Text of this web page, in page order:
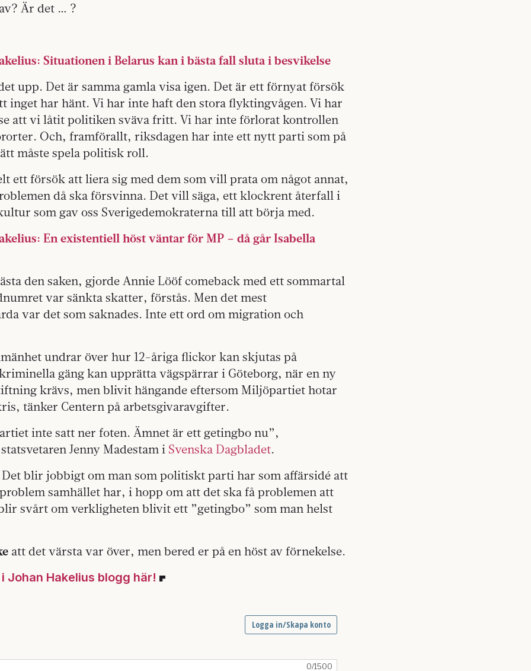
Är det … ?
Situationen i Belarus kan i bästa fall sluta i besvikelse
upp. Det är samma gamla visa igen. Det är ett förnyat försök
inget har hänt. Vi har inte haft den stora flyktingvågen. Vi har
att vi låtit politiken sväva fritt. Vi har inte förlorat kontrollen
Och, framförallt, riksdagen har inte ett nytt parti som på
måste spela politisk roll.
ett försök att liera sig med dem som vill prata om något annat,
då ska försvinna. Det vill säga, ett klockrent återfall i
som gav oss Sverigedemokraterna till att börja med.
En existentiell höst väntar för MP – då går Isabella
den saken, gjorde Annie Lööf comeback med ett sommartal
var sänkta skatter, förstås. Men det mest
var det som saknades. Inte ett ord om migration och
undrar över hur 12-åriga flickor kan skjutas på
gäng kan upprätta vägspärrar i Göteborg, när en ny
krävs, men blivit hängande eftersom Miljöpartiet hotar
tänker Centern på arbetsgivaravgifter.
inte satt ner foten. Ämnet är ett getingbo nu”,
Jenny Madestam i Svenska Dagbladet.
blir jobbigt om man som politiskt parti har som affärsidé att
samhället har, i hopp om att det ska få problemen att
svårt om verkligheten blivit ett ”getingbo” som man helst
att det värsta var över, men bered er på en höst av förnekelse.
Johan Hakelius blogg här!